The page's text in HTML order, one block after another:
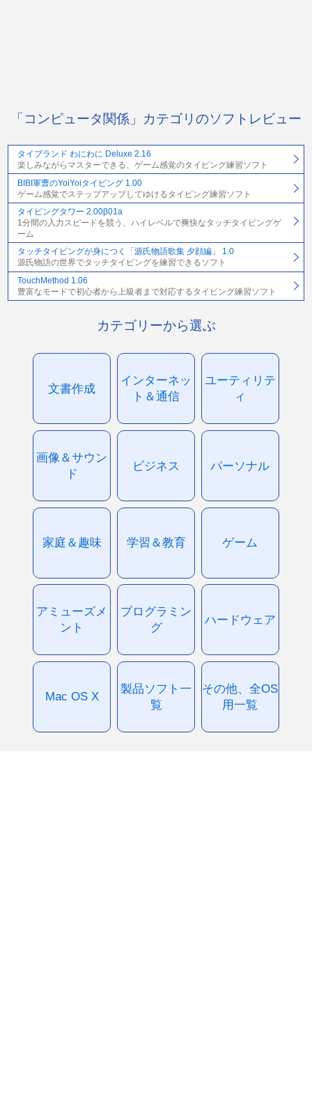
「コンピュータ関係」カテゴリのソフトレビュー
タイプランド わにわに Deluxe 2.16
楽しみながらマスターできる、ゲーム感覚のタイピング練習ソフト
BIBI軍曹のYoiYoiタイピング 1.00
ゲーム感覚でステップアップしてゆけるタイピング練習ソフト
タイピングタワー 2.00β01a
1分間の入力スピードを競う、ハイレベルで爽快なタッチタイピングゲ
ーム
タッチタイピングが身につく「源氏物語歌集 夕顔編」 1.0
源氏物語の世界でタッチタイピングを練習できるソフト
TouchMethod 1.06
豊富なモードで初心者から上級者まで対応するタイピング練習ソフト
カテゴリーから選ぶ
文書作成
インターネッ
ト＆通信
ユーティリテ
ィ
画像＆サウン
ド
ビジネス パーソナル
家庭＆趣味 学習＆教育 ゲーム
アミューズメ
ント
プログラミン
グ
ハードウェア
Mac OS X
製品ソフト一
覧
その他、全OS
用一覧